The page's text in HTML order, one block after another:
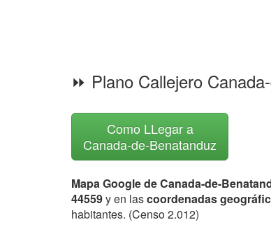
⏩ Plano Callejero
Como LLegar a
Canada-de-Benatanduz
Mapa Google de Canada-de-
44559y en lascoordenadas
habitantes. (Censo 2.012)